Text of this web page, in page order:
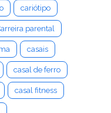
cariótipo
parental
casais
casal de ferro
casal fitness